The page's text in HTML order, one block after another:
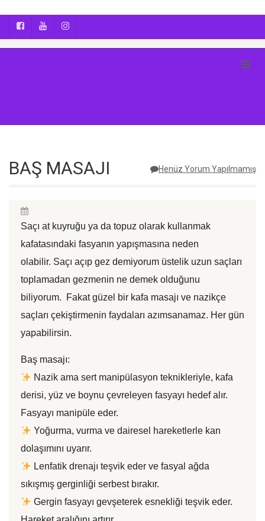
Henüz Yorum Yapılmamış
BAŞ MASAJI
Saçı at kuyruğu ya da topuz olarak kullanmak
kafatasındaki fasyanın yapışmasına neden
olabilir. Saçı açıp gez demiyorum üstelik uzun saçları
toplamadan gezmenin ne demek olduğunu
biliyorum. Fakat güzel bir kafa masajı ve nazikçe
saçları çekiştirmenin faydaları azımsanamaz. Her gün
yapabilirsin.
Baş masajı:
Nazik ama sert manipülasyon teknikleriyle, kafa
derisi, yüz ve boynu çevreleyen fasyayı hedef alır.
Fasyayı manipüle eder.
Yoğurma, vurma ve dairesel hareketlerle kan
dolaşımını uyarır.
Lenfatik drenajı teşvik eder ve fasyal ağda
sıkışmış gerginliği serbest bırakır.
Gergin fasyayı gevşeterek esnekliği teşvik eder.